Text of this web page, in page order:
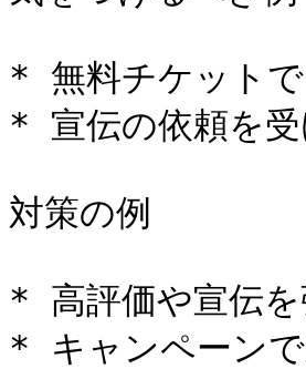
* 無料チケット
* 宣伝の依頼を
対策の例
* 高評価や宣伝を
* キャンペーンで